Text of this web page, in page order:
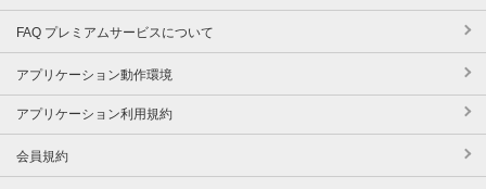
FAQ プレミアムサービスについて
アプリケーション動作環境
アプリケーション利用規約
会員規約